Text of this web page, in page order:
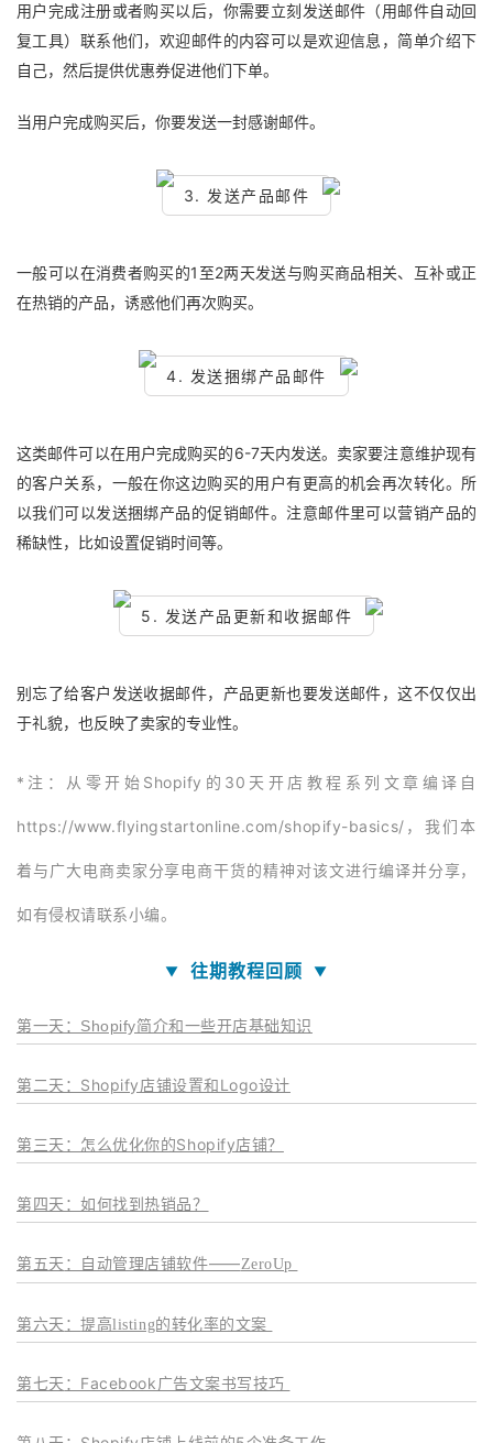
用户完成注册或者购买以后，你需要立刻发送邮件（用邮件自动回
复工具）联系他们，欢迎邮件的内容可以是欢迎信息，简单介绍下
自己，然后提供优惠券促进他们下单。
当用户完成购买后，你要发送一封感谢邮件。
3. 发送产品邮件
一般可以在消费者购买的1至2两天发送与购买商品相关、互补或正
在热销的产品，诱惑他们再次购买。
4. 发送捆绑产品邮件
这类邮件可以在用户完成购买的6-7天内发送。卖家要注意维护现有
的客户关系，一般在你这边购买的用户有更高的机会再次转化。所
以我们可以发送捆绑产品的促销邮件。注意邮件里可以营销产品的
稀缺性，比如设置促销时间等。
5. 发送产品更新和收据邮件
别忘了给客户发送收据邮件，产品更新也要发送邮件，这不仅仅出
于礼貌，也反映了卖家的专业性。
*注：从零开始Shopify的30天开店教程系列文章编译自
https://www.flyingstartonline.com/shopify-basics/，我们本
着与广大电商卖家分享电商干货的精神对该文进行编译并分享，
如有侵权请联系小编。
▼ 往期教程回顾 ▼
第一天：Shopify简介和一些开店基础知识
第二天：Shopify店铺设置和Logo设计
第三天：怎么优化你的Shopify店铺？
第四天：如何找到热销品？
第五天 ：自动管理店铺软件——ZeroUp
第六天 ：提高listing的转化率的文案
第七天 ：Facebook广告文案书写技巧